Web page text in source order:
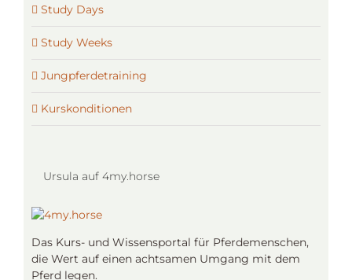
Study Days
Study Weeks
Jungpferdetraining
Kurskonditionen
Ursula auf 4my.horse
Das Kurs- und Wissensportal für Pferdemenschen,
die Wert auf einen achtsamen Umgang mit dem
Pferd legen.